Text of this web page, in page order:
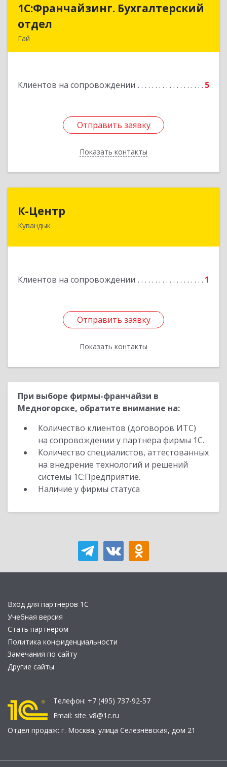
1С:Франчайзинг. Бухгалтерский
отдел
Гай
Клиентов на сопровождении 5
Отправить заявку
Показать контакты
1С:Франчайзинг. Бухгалтерский
Подробнее
Отправить заявку
Назад
К-Центр
Кувандык
Клиентов на сопровождении 1
Отправить заявку
Показать контакты
462243, Оренбургская обл, Кувандыкский р-н,
Отправить заявку
Назад
При выборе фирмы-франчайзи в
Медногорске, обратите внимание на:
Количество клиентов (договоров ИТС)
на сопровождении у партнера фирмы 1С.
Количество специалистов, аттестованных
на внедрение технологий и решений
системы 1С:Предприятие.
Наличие у фирмы статуса
Вход для партнеров 1С
Учебная версия
Стать партнером
Политика конфиденциальности
Замечания по сайту
Другие сайты
Телефон: +7 (495) 737-92-57
Email: site_v8@1c.ru
Отдел продаж: г. Москва, улица Селезнёвская, дом 21